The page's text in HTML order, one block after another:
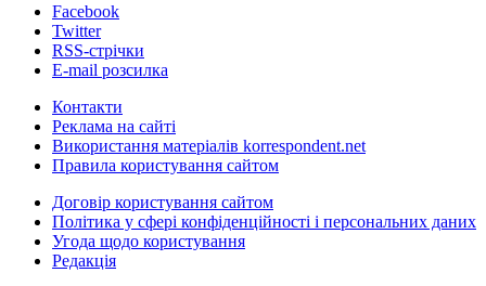
Facebook
Twitter
RSS-стрічки
E-mail розсилка
Контакти
Реклама на сайті
Використання матеріалів korrespondent.net
Правила користування сайтом
Договір користування сайтом
Політика у сфері конфіденційності і персональних даних
Угода щодо користування
Редакція